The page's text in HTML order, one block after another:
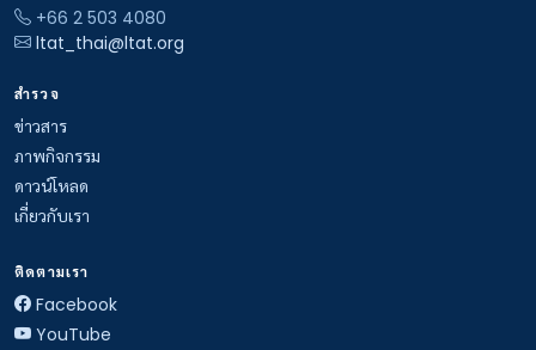
+66 2 503 4080
ltat_thai@ltat.org
สำรวจ
ข่าวสาร
ภาพกิจกรรม
ดาวน์โหลด
เกี่ยวกับเรา
ติดตามเรา
Facebook
YouTube